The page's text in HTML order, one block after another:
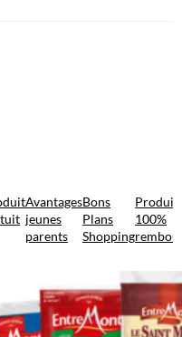
Avantages
jeunes
parents
Bons
Plans
Shopping
Produit
100%